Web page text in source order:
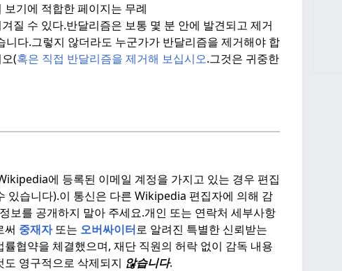
기에 적합한 페이지는 무례
질 수 있다.반달리즘은 보통 몇 분 안에 발견되고 제거
다.그렇지 않더라도 누군가가 반달리즘을 제거해야 합
(혹은 직접 반달리즘을 제거해 보십시오.그것은 귀중한
에 등록된 이메일 계정을 가지고 있는 경우 편집
있습니다).이 통신은 다른 Wikipedia 편집자에 의해 감
보를 공개하지 말아 주세요.개인 또는 연락처 세부사항
써 중재자또는 오버싸이터로 알려진 특별한 신뢰받는
률협약을 체결했으며, 재단 직원의 허락 없이 감독 내용
영구적으로 삭제되지 않습니다.